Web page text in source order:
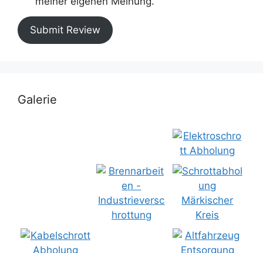
Submit Review
Galerie